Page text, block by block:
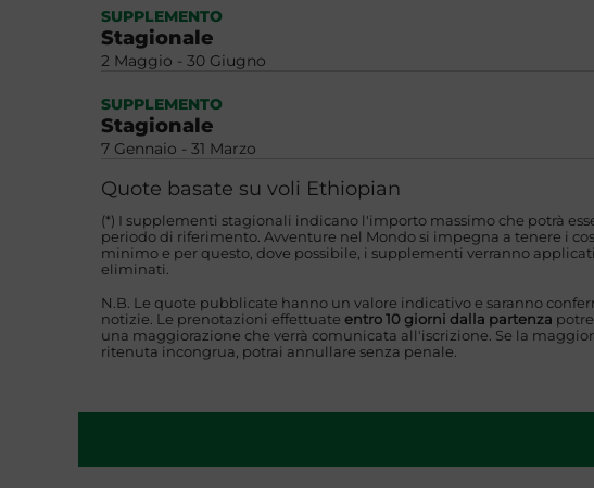
SUPPLEMENTO
Stagionale
2 Maggio - 30 Giugno
SUPPLEMENTO
Stagionale
7 Gennaio - 31 Marzo
Quote basate su voli Ethiopian
(*) I supplementi stagionali indicano l'importo massimo che potrà
periodo di riferimento. Avventure nel Mondo si impegna a tenere i
minimo e per questo, dove possibile, i supplementi verranno
eliminati.
N.B. Le quote pubblicate hanno un valore indicativo e saranno
notizie. Le prenotazioni effettuate entro 10 giorni dalla partenza
una maggiorazione che verrà comunicata all'iscrizione. Se la
ritenuta incongrua, potrai annullare senza penale.